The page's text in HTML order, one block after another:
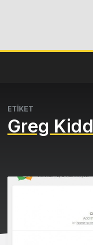
ETİKET
Greg Kidd